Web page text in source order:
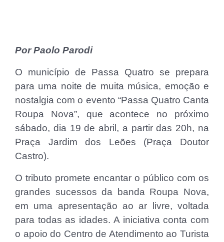
Por Paolo Parodi
O município de Passa Quatro se prepara
para uma noite de muita música, emoção e
nostalgia com o evento “Passa Quatro Canta
Roupa Nova”, que acontece no próximo
sábado, dia 19 de abril, a partir das 20h, na
Praça Jardim dos Leões (Praça Doutor
Castro).
O tributo promete encantar o público com os
grandes sucessos da banda Roupa Nova,
em uma apresentação ao ar livre, voltada
para todas as idades. A iniciativa conta com
o apoio do Centro de Atendimento ao Turista